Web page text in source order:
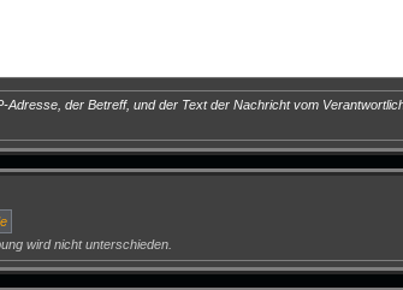
der Betreff, und der Text der Nachricht vom
wird nicht unterschieden.